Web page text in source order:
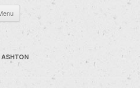
contenu